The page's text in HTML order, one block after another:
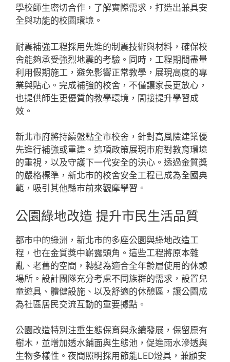
學校師生密切合作，了解實際需求，打造出兼具安
全與功能的校園環境。
耐震補強工程採用先進的制震技術與材料，確保校
舍能夠承受強烈地震的考驗。同時，工程期間盡量
利用假期施工，避免影響正常教學，展現高度的專
業與貼心。完成補強的校舍，不僅讓家長更放心，
也提供師生更優質的教學環境，間接提升學習成
效。
新北市府將持續盤點全市校舍，針對高風險建築優
先進行補強或重建。這項政策展現市府對教育環境
的重視，以及守護下一代安全的決心。透過金質獎
的嚴格標準，新北市的校舍安全工程已成為全國典
範，吸引其他縣市前來觀摩學習。
公園綠地改造 提升市民生活品質
都市中的綠洲，新北市的多座公園與綠地改造工
程，也在金質獎中嶄露頭角。這些工程將原本雜
亂、老舊的空間，轉變為適合全年齡層使用的休憩
場所。設計團隊充分考慮不同族群的需求，設置兒
童遊具、體健設施、以及舒適的休憩區，讓公園成
為社區居民交流互動的重要據點。
公園改造特別注重生態保育與永續發展，保留原有
樹木，並增加透水鋪面與生態池，促進雨水滲透與
生物多樣性。夜間照明採用節能LED燈具，兼顧安